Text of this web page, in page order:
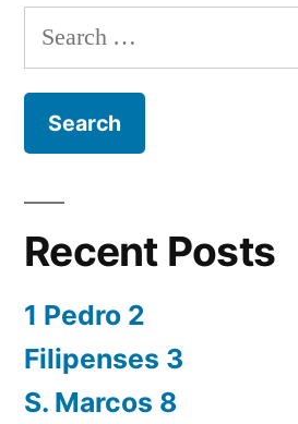
navigation
Search
for:
Recent Posts
1 Pedro 2
Filipenses 3
S. Marcos 8